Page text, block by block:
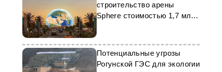
строительство арены
Sphere стоимостью 1,7 млрд
Потенциальные угрозы
Рогунской ГЭС для экологии